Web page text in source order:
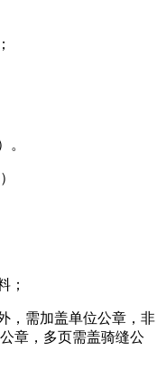
。
；
，需加盖单位公章，非
章，多页需盖骑缝公